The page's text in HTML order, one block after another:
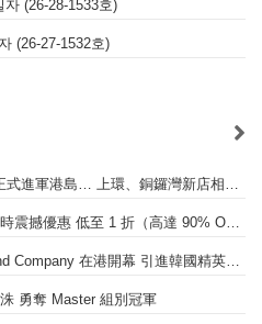
(26-28-1533호)
(26-27-1532호)
勇奪 Master 組別冠軍